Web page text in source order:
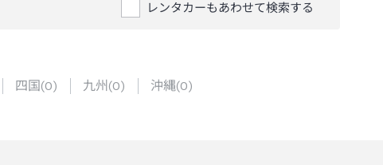
レンタカーもあわせて検索する
四国(0) 九州 (0) 沖縄(0)